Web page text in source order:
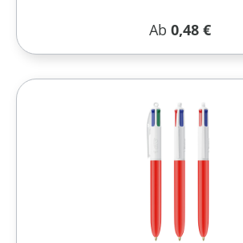
Regulärer
Ab 0,48 €